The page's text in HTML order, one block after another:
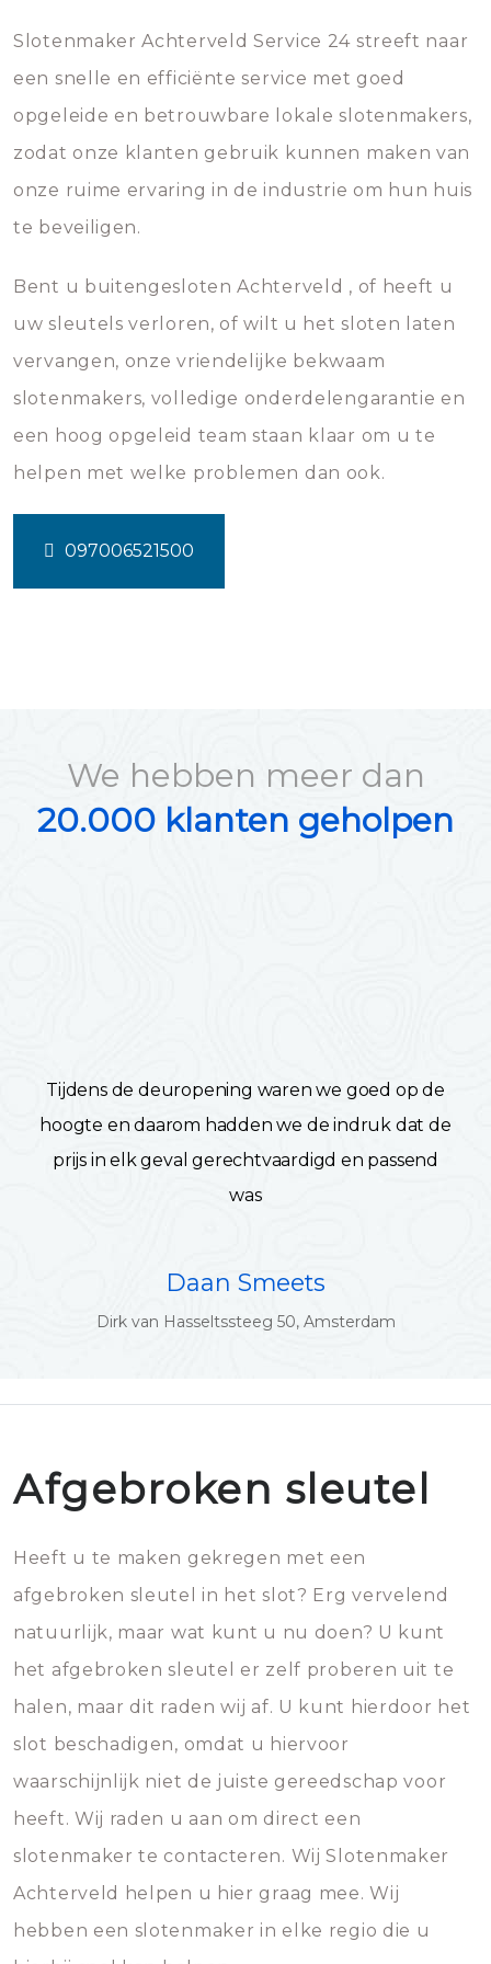
Slotenmaker Achterveld Service 24 streeft naar
een snelle en efficiënte service met goed
opgeleide en betrouwbare lokale slotenmakers,
zodat onze klanten gebruik kunnen maken van
onze ruime ervaring in de industrie om hun huis
te beveiligen.
Bent u buitengesloten Achterveld , of heeft u
uw sleutels verloren, of wilt u het sloten laten
vervangen, onze vriendelijke bekwaam
slotenmakers, volledige onderdelengarantie en
een hoog opgeleid team staan klaar om u te
helpen met welke problemen dan ook.
097006521500
We hebben meer dan
20.000 klanten geholpen
Tijdens de deuropening waren we goed op de
hoogte en daarom hadden we de indruk dat de
prijs in elk geval gerechtvaardigd en passend
was
Daan Smeets
Dirk van Hasseltssteeg 50, Amsterdam
Afgebroken sleutel
Heeft u te maken gekregen met een
afgebroken sleutel in het slot? Erg vervelend
natuurlijk, maar wat kunt u nu doen? U kunt
het afgebroken sleutel er zelf proberen uit te
halen, maar dit raden wij af. U kunt hierdoor het
slot beschadigen, omdat u hiervoor
waarschijnlijk niet de juiste gereedschap voor
heeft. Wij raden u aan om direct een
slotenmaker te contacteren. Wij Slotenmaker
Achterveld helpen u hier graag mee. Wij
hebben een slotenmaker in elke regio die u